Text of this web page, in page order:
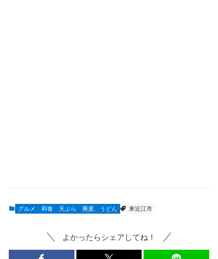
グルメ 和食 天ぷら 蕎麦、うどん 東近江市
よかったらシェアしてね！